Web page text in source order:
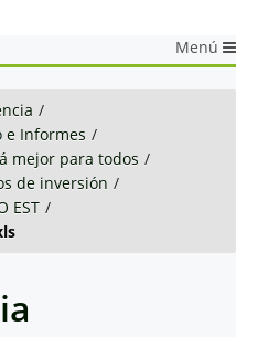
Menú
/
e Informes /
mejor para todos /
de inversión /
EST /